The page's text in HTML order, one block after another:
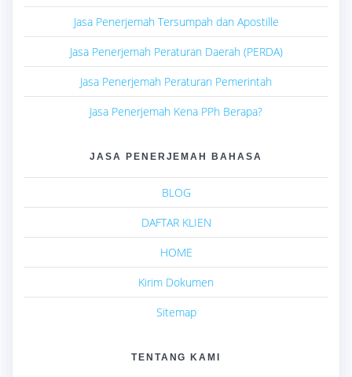
Jasa Penerjemah Tersumpah dan Apostille
Jasa Penerjemah Peraturan Daerah (PERDA)
Jasa Penerjemah Peraturan Pemerintah
Jasa Penerjemah Kena PPh Berapa?
JASA PENERJEMAH BAHASA
BLOG
DAFTAR KLIEN
HOME
Kirim Dokumen
Sitemap
TENTANG KAMI